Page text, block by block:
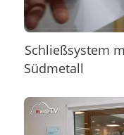
Schließsystem
Südmetall